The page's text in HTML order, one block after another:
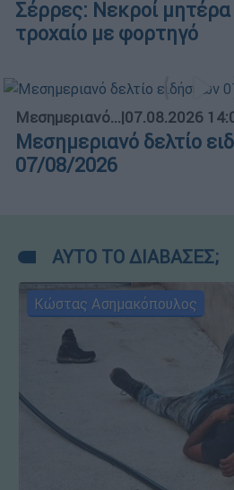
Σέρρες: Νεκροί μητέρα
τροχαίο με φορτηγό
Μεσημεριανό...|07.08.2026
Μεσημεριανό δελτίο
07/08/2026
ΑΥΤΟ ΤΟ ΔΙΑΒΑΣΕΣ;
Κώστας Ασημακόπουλος